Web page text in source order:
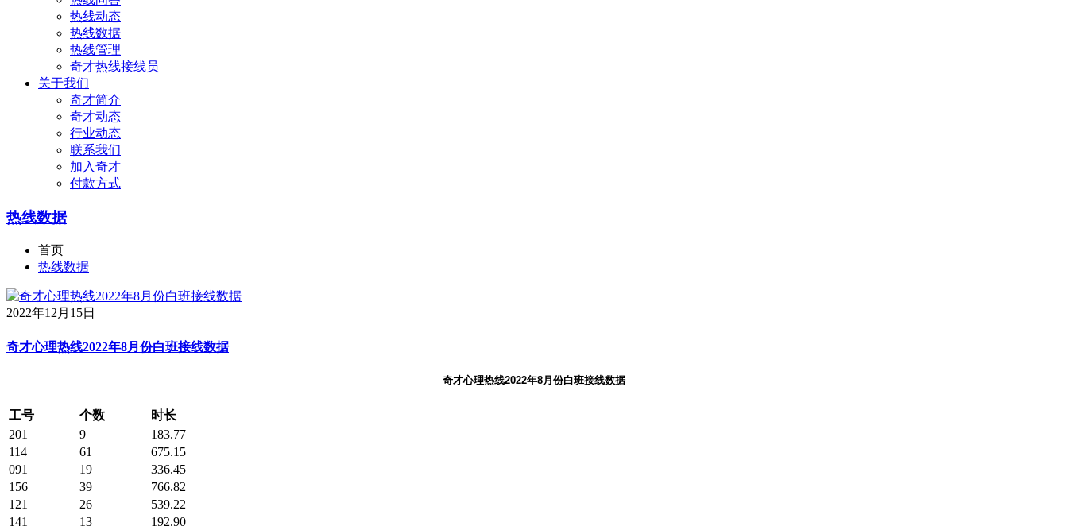
热线动态
热线数据
热线管理
奇才热线接线员
关于我们
奇才简介
奇才动态
行业动态
联系我们
加入奇才
付款方式
热线数据
首页
热线数据
2022年12月15日
奇才心理热线2022年8月份白班接线数据
奇才心理热线2022年8月份白班接线数据
工号 个数
时长
201
9
183.77
114
61
675.15
091
19
336.45
156
39
766.82
121
26
539.22
141
13
192.90